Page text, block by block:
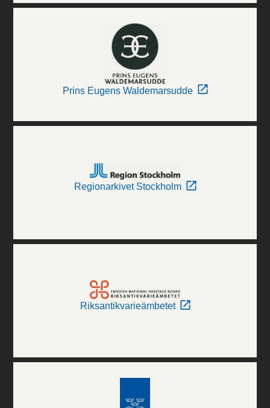
Prins Eugens Waldemarsudde
Regionarkivet Stockholm
Riksantikvarieämbetet